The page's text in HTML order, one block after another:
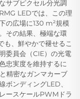
サブピクセル分光調
LEDでは、この理
の広場に130 m²規模
その結果、極端な環
も、鮮やかで褪せるこ
委員会（CIE）の光電
忠実度を維持するに
精密なガンマカーブ
ボンディングLED、
ースケールPWMドラ